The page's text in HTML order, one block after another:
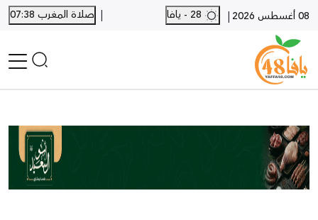
08 أغسطس 2026 |
| صلاة المغرب 07:38
أخبار محلية
أخبار يافا
SHORTS
أخبار اللد والرملة